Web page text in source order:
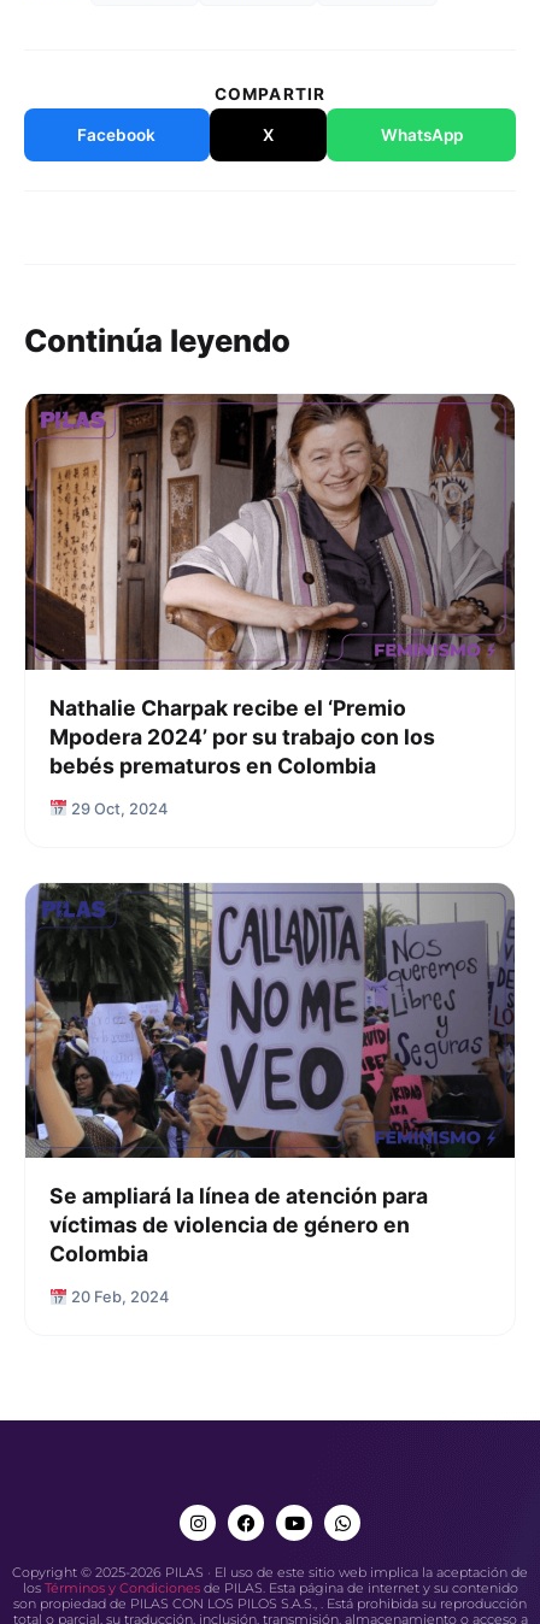
COMPARTIR
Facebook X WhatsApp
Continúa leyendo
Nathalie Charpak recibe el ‘Premio
Mpodera 2024’ por su trabajo con los
bebés prematuros en Colombia
29 Oct, 2024
Se ampliará la línea de atención para
víctimas de violencia de género en
Colombia
20 Feb, 2024
Copyright © 2025-2026 PILAS · El uso de este sitio web implica la aceptación de
los Términos y Condicionesde PILAS. Esta página de internet y su contenido
son propiedad de PILAS CON LOS PILOS S.A.S., . Está prohibida su reproducción
total o parcial, su traducción, inclusión, transmisión, almacenamiento o acceso a